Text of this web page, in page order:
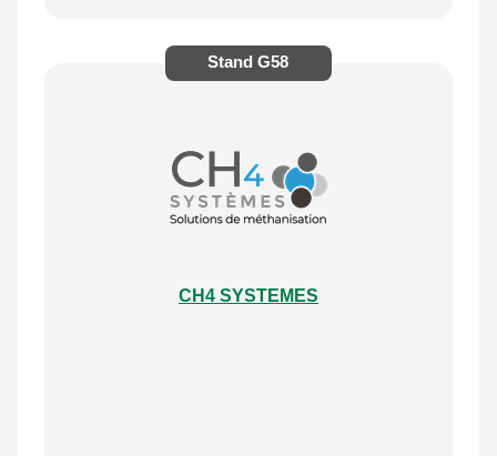
Stand G58
CH4 SYSTEMES